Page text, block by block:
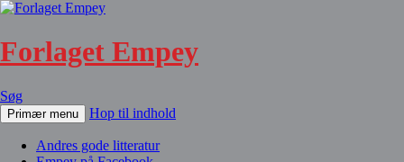
Forlaget Empey
Søg
Primær menu Hop til indhold
Andres gode litteratur